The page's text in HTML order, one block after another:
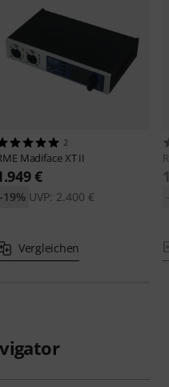
2
Madiface XT II
€
UVP: 2.400 €
-19%
Vergleichen